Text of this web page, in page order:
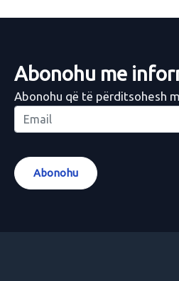
Abonohu me
Abonohu që të përditsohesh
Abonohu